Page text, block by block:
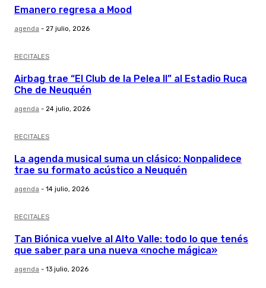
Emanero regresa a Mood
agenda - 27 julio, 2026
RECITALES
Airbag trae “El Club de la Pelea II” al Estadio Ruca
Che de Neuquén
agenda - 24 julio, 2026
RECITALES
La agenda musical suma un clásico: Nonpalidece
trae su formato acústico a Neuquén
agenda - 14 julio, 2026
RECITALES
Tan Biónica vuelve al Alto Valle: todo lo que tenés
que saber para una nueva «noche mágica»
agenda - 13 julio, 2026